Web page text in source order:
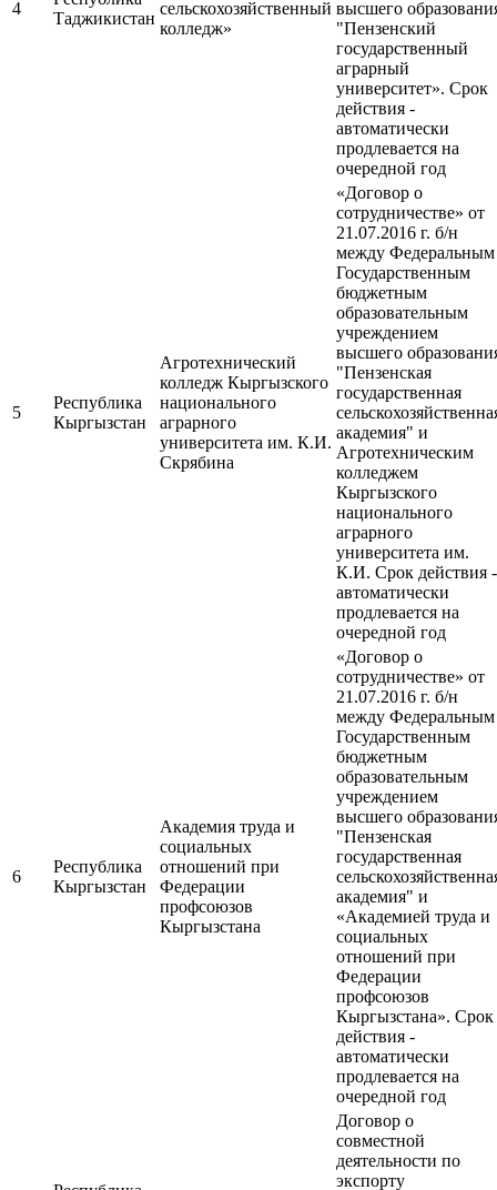
4
Таджикистан
сельскохозяйственный
колледж»
высшего
"Пензенский
государственный
аграрный
университет». Срок
действия -
автоматически
продлевается на
очередной год
5
Республика
Кыргызстан
Агротехнический
колледж Кыргызского
национального
аграрного
университета им. К.И.
Скрябина
«Договор о
сотрудничестве» от
21.07.2016 г. б/н
между Федеральным
Государственным
бюджетным
образовательным
учреждением
высшего
"Пензенская
государственная
академия" и
Агротехническим
колледжем
Кыргызского
национального
аграрного
университета им.
К.И. Срок действия -
автоматически
продлевается на
очередной год
6
Республика
Кыргызстан
Академия труда и
социальных
отношений при
Федерации
профсоюзов
Кыргызстана
«Договор о
сотрудничестве» от
21.07.2016 г. б/н
между Федеральным
Государственным
бюджетным
образовательным
учреждением
высшего
"Пензенская
государственная
академия" и
«Академией труда и
социальных
отношений при
Федерации
профсоюзов
Кыргызстана». Срок
действия -
автоматически
продлевается на
очередной год
Договор о
совместной
деятельности по
экспорту